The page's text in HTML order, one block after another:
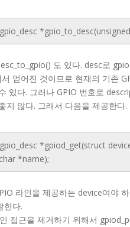
도 있다. desc로
얻어진 것이므로 현재의 기존
있다. 그러나 GPIO 번호로
지 않다. 그래서 다음을 제공한다.
*gpiod_get(struct
*name);
라인을 제공하는 device여야
한다.
접근을 제거하기 위해서